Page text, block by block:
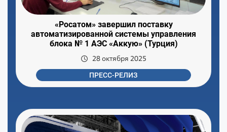
«Росатом» завершил поставку
автоматизированной системы управления
блока № 1 АЭС «Аккую» (Турция)
28 октября 2025
ПРЕСС-РЕЛИЗ